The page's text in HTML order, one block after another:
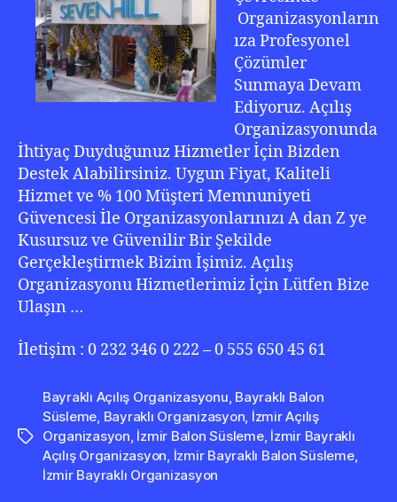
Organizasyonların
ıza Profesyonel
Çözümler
Sunmaya Devam
Ediyoruz. Açılış
Organizasyonunda
İhtiyaç Duyduğunuz Hizmetler İçin Bizden
Destek Alabilirsiniz. Uygun Fiyat, Kaliteli
Hizmet ve % 100 Müşteri Memnuniyeti
Güvencesi İle Organizasyonlarınızı A dan Z ye
Kusursuz ve Güvenilir Bir Şekilde
Gerçekleştirmek Bizim İşimiz. Açılış
Organizasyonu Hizmetlerimiz İçin Lütfen Bize
Ulaşın …
İletişim : 0 232 346 0 222 – 0 555 650 45 61
Etiketler
Bayraklı Açılış Organizasyonu, Bayraklı Balon
Süsleme, Bayraklı Organizasyon, İzmir Açılış
Organizasyon, İzmir Balon Süsleme, İzmir Bayraklı
Açılış Organizasyon, İzmir Bayraklı Balon Süsleme,
İzmir Bayraklı Organizasyon